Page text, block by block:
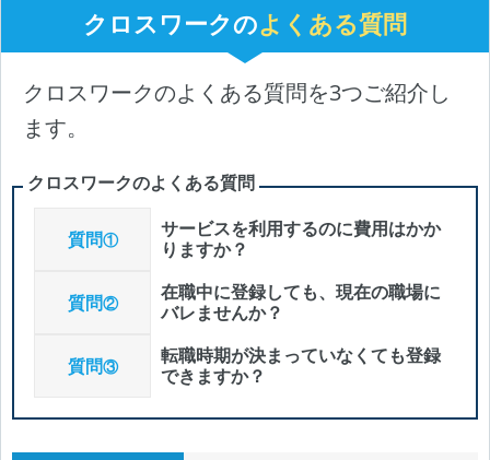
クロスワークのよくある質問
クロスワークのよくある質問を3つご紹介し
ます。
クロスワークのよくある質問
質問①
サービスを利用するのに費用はかか
りますか？
質問②
在職中に登録しても、現在の職場に
バレませんか？
質問③
転職時期が決まっていなくても登録
できますか？